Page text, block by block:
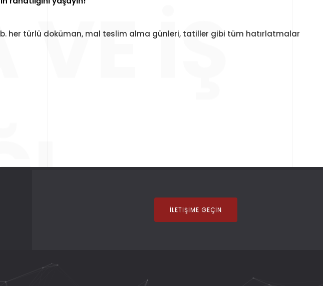
VE İŞ
her türlü doküman, mal teslim alma günleri, tatiller gibi tüm hatırlatmalar
İLETIŞIME GEÇIN